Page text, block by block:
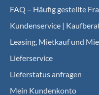
FAQ – Häufig gestellte
Kundenservice |
Leasing, Mietkauf und
Lieferservice
Lieferstatus anfragen
Mein Kundenkonto